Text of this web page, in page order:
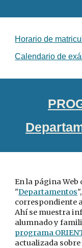
Horario de
Calendario de
En la página Web
"Departamentos
correspondiente
Ahí se muestra
alumnado y
programa
actualizada